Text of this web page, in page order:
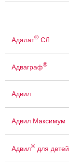
Адалат®СЛ
Адваграф®
Адвил
Адвил Максимум
Адвил®для детей